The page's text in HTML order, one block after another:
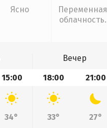
Ясно
Переменная
облачность,
Вечер
15:00 18:00 21:00
34° 33°
27°